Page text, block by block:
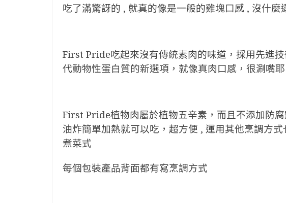
吃了滿驚訝的 , 就真的像是一般的雞塊口感 , 沒什麼
First Pride吃起來沒有傳統素肉的味道，採用先進
代動物性蛋白質的新選項，就像真肉口感，很涮嘴耶
First Pride植物肉屬於植物五辛素，而且不添加防
油炸簡單加熱就可以吃，超方便 , 運用其他烹調方
煮菜式
每個包裝產品背面都有寫烹調方式